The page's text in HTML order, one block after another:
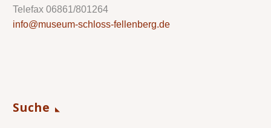
Telefax 06861/801264
info@museum-schloss-fellenberg.de
Suche